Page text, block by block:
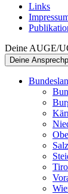
Links
Deine AUGE/
Deine